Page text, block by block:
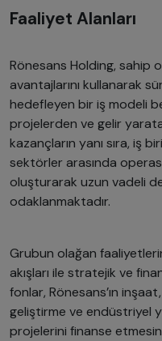
Faaliyet Alanları
Rönesans Holding, sahip
avantajlarını kullanarak
hedefleyen bir iş modeli
projelerden ve gelir
kazançların yanı sıra, iş
sektörler arasında
oluşturarak uzun vadeli
odaklanmaktadır.
Grubun olağan
akışları ile stratejik ve
fonlar, Rönesans’ın
geliştirme ve endüstriyel
projelerini finanse